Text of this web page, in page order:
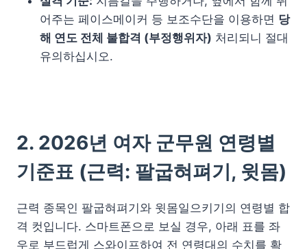
어주는 페이스메이커 등 보조수단을 이용하면 당
해 연도 전체 불합격 (부정행위자) 처리되니 절대
유의하십시오.
2. 2026년 여자 군무원 연령별
기준표 (근력: 팔굽혀펴기, 윗몸)
근력 종목인 팔굽혀펴기와 윗몸일으키기의 연령별 합
격 컷입니다. 스마트폰으로 보실 경우, 아래 표를 좌
우로 부드럽게 스와이프하여 전 연령대의 수치를 확